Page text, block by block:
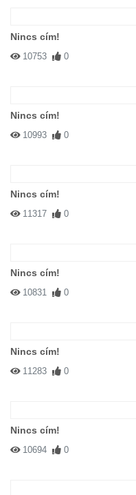
Nincs cím!
10753 0
Nincs cím!
10993 0
Nincs cím!
11317 0
Nincs cím!
10831 0
Nincs cím!
11283 0
Nincs cím!
10694 0